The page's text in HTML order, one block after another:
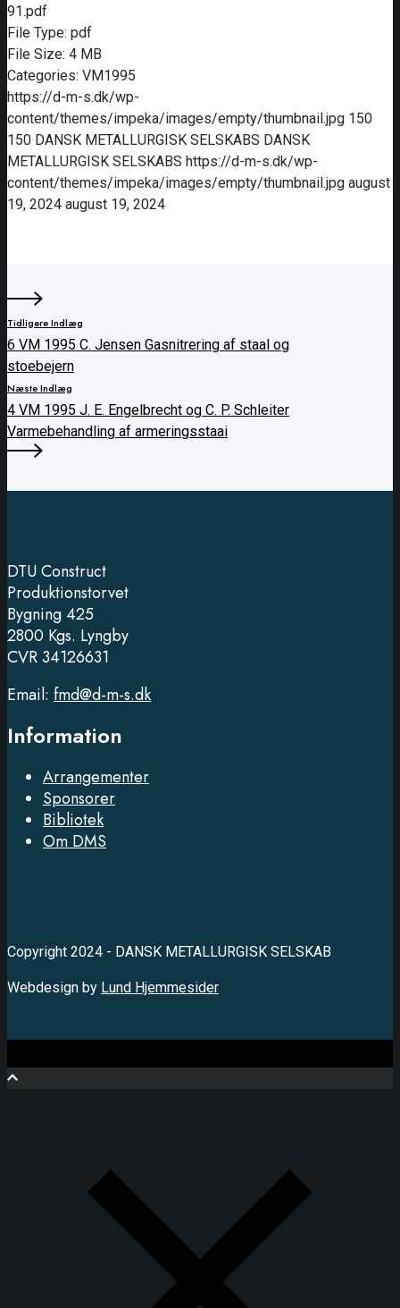
91.pdf
File Type: pdf
File Size: 4 MB
Categories: VM1995
https://d-m-s.dk/wp-
content/themes/impeka/images/empty/thumbnail.jpg 150
150 DANSK METALLURGISK SELSKABS DANSK
METALLURGISK SELSKABS https://d-m-s.dk/wp-
content/themes/impeka/images/empty/thumbnail.jpg august
19, 2024 august 19, 2024
Tidligere Indlæg
6 VM 1995 C. Jensen Gasnitrering af staal og
stoebejern
Næste Indlæg
4 VM 1995 J. E. Engelbrecht og C. P. Schleiter
Varmebehandling af armeringsstaai
DTU Construct
Produktionstorvet
Bygning 425
2800 Kgs. Lyngby
CVR 34126631
Email: fmd@d-m-s.dk
Information
Arrangementer
Sponsorer
Bibliotek
Om DMS
Copyright 2024 - DANSK METALLURGISK SELSKAB
Webdesign by Lund Hjemmesider